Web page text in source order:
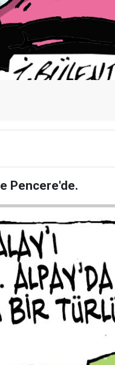
Pencere'de.